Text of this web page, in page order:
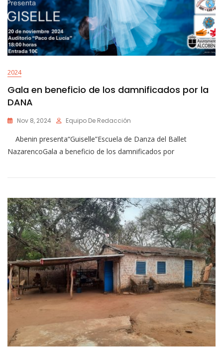
2024
Gala en beneficio de los damnificados por la
DANA
Nov 8, 2024 Equipo De Redacción
Abenin presenta“Guiselle”Escuela de Danza del Ballet
NazarencoGala a beneficio de los damnificados por